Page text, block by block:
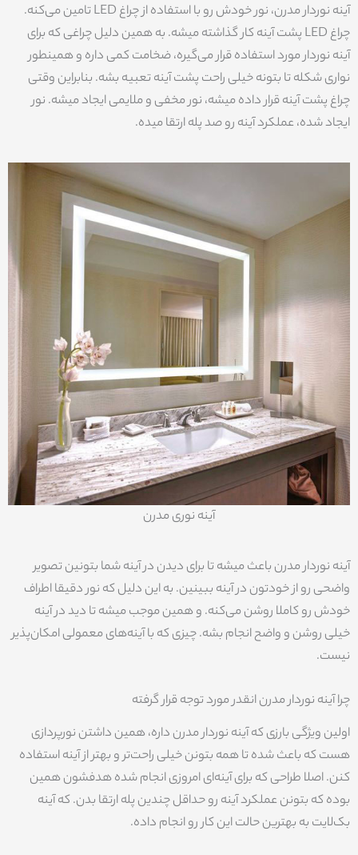
آینه نوردار مدرن، نور خودش رو با استفاده از چراغ LED تامین می‌کنه.
چراغ LED پشت آینه کار گذاشته میشه. به همین دلیل چراغی که برای
آینه نوردار مورد استفاده قرار می‌گیره، ضخامت کمی داره و همینطور
نواری شکله تا بتونه خیلی راحت پشت آینه تعبیه بشه. بنابراین وقتی
چراغ پشت آینه قرار داده میشه، نور مخفی و ملایمی ایجاد میشه. نور
ایجاد شده، عملکرد آینه رو صد پله ارتقا میده.
آینه نوری مدرن
آینه نوردار مدرن باعث میشه تا برای دیدن در آینه شما بتونین تصویر
واضحی رو از خودتون در آینه ببینین. به این دلیل که نور دقیقا اطراف
خودش رو کاملا روشن می‌کنه. و همین موجب میشه تا دید در آینه
خیلی روشن و واضح انجام بشه. چیزی که با آینه‌های معمولی امکان‌پذیر
نیست.
چرا آینه نوردار مدرن انقدر مورد توجه قرار گرفته
اولین ویژگی بارزی که آینه نوردار مدرن داره، همین داشتن نورپردازی
هست که باعث شده تا همه بتونن خیلی راحت‌تر و بهتر از آینه استفاده
کنن. اصلا طراحی که برای آینه‌ای امروزی انجام شده هدفشون همین
بوده که بتونن عملکرد آینه رو حداقل چندین پله ارتقا بدن. که آینه
بک‌لایت به بهترین حالت این کار رو انجام داده.